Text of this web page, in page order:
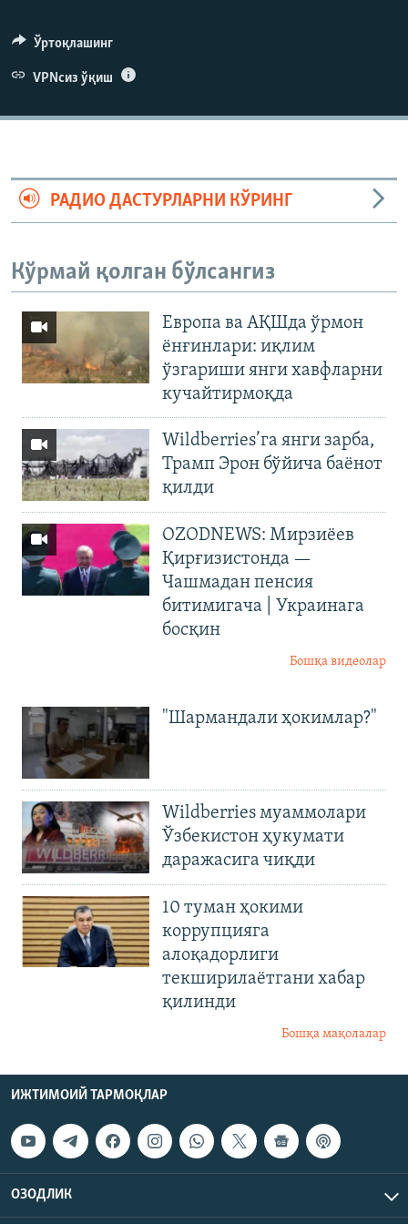
Ўртоқлашинг
VPNсиз ўқиш
РАДИО ДАСТУРЛАРНИ КЎРИНГ
Кўрмай қолган бўлсангиз
Европа ва АҚШда ўрмон
ёнғинлари: иқлим
ўзгариши янги хавфларни
кучайтирмоқда
Wildberries’га янги зарба,
Трамп Эрон бўйича баёнот
қилди
OZODNEWS: Мирзиёев
Қирғизистонда —
Чашмадан пенсия
битимигача | Украинага
босқин
Бошқа видеолар
"Шармандали ҳокимлар?"
Wildberries муаммолари
Ўзбекистон ҳукумати
даражасига чиқди
10 туман ҳокими
коррупцияга
алоқадорлиги
текширилаётгани хабар
қилинди
Бошқа мақолалар
ИЖТИМОИЙ ТАРМОҚЛАР
ОЗОДЛИК